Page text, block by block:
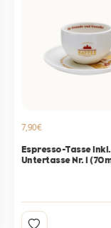
7,90€
Espresso-Tasse inkl.
Untertasse Nr. 1 (70ml)